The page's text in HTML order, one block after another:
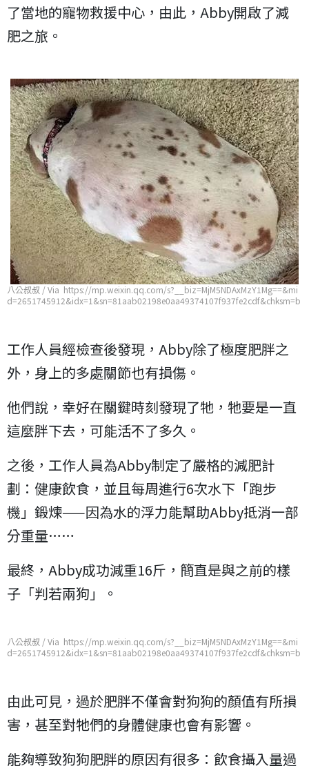
了當地的寵物救援中心，由此，Abby開啟了減
肥之旅。
八公叔叔 / Via https://mp.weixin.qq.com/s?__biz=MjM5NDAxMzY1Mg==&mi
d=2651745912&idx=1&sn=81aab02198e0aa49374107f937fe2cdf&chksm=b
工作人員經檢查後發現，Abby除了極度肥胖之
外，身上的多處關節也有損傷。
他們說，幸好在關鍵時刻發現了牠，牠要是一直
這麼胖下去，可能活不了多久。
之後，工作人員為Abby制定了嚴格的減肥計
劃：健康飲食，並且每周進行6次水下「跑步
機」鍛煉——因為水的浮力能幫助Abby抵消一部
分重量……
最終，Abby成功減重16斤，簡直是與之前的樣
子「判若兩狗」。
八公叔叔 / Via https://mp.weixin.qq.com/s?__biz=MjM5NDAxMzY1Mg==&mi
d=2651745912&idx=1&sn=81aab02198e0aa49374107f937fe2cdf&chksm=b
由此可見，過於肥胖不僅會對狗狗的顏值有所損
害，甚至對牠們的身體健康也會有影響。
能夠導致狗狗肥胖的原因有很多：飲食攝入量過